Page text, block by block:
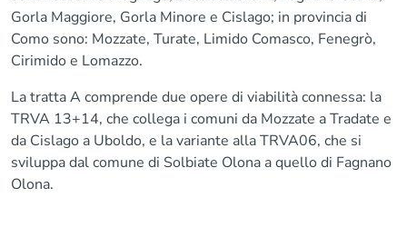
Gorla Maggiore, Gorla Minore e Cislago; in provincia di
Como sono: Mozzate, Turate, Limido Comasco, Fenegrò,
Cirimido e Lomazzo.
La tratta A comprende due opere di viabilità connessa: la
TRVA 13+14, che collega i comuni da Mozzate a Tradate e
da Cislago a Uboldo, e la variante alla TRVA06, che si
sviluppa dal comune di Solbiate Olona a quello di Fagnano
Olona.